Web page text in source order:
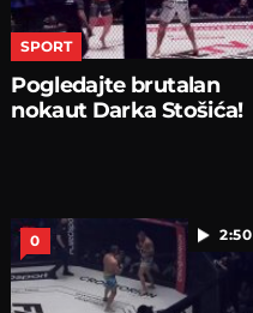
SPORT
Pogledajte brutalan
nokaut Darka Stošića!
2:50
0